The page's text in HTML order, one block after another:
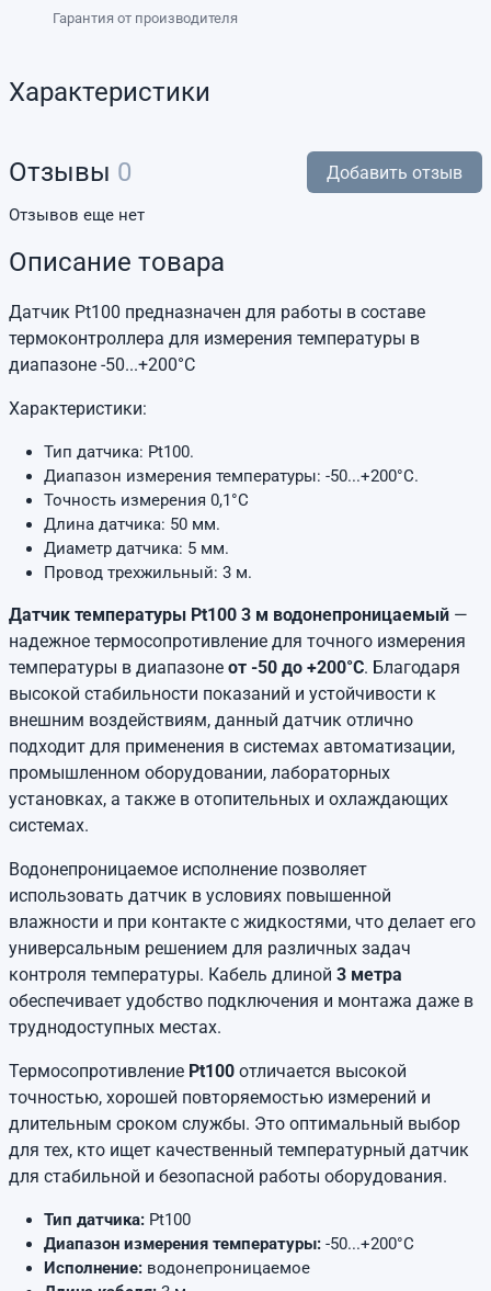
Гарантия от производителя
Характеристики
Отзывы 0 Добавить отзыв
Отзывов еще нет
Описание товара
Датчик Pt100 предназначен для работы в составе
термоконтроллера для измерения температуры в
диапазоне -50...+200°C
Характеристики:
Тип датчика: Pt100.
Диапазон измерения температуры: -50...+200°C.
Точность измерения 0,1°C
Длина датчика: 50 мм.
Диаметр датчика: 5 мм.
Провод трехжильный: 3 м.
Датчик температуры Pt100 3 м водонепроницаемый —
надежное термосопротивление для точного измерения
температуры в диапазоне от -50 до +200°C. Благодаря
высокой стабильности показаний и устойчивости к
внешним воздействиям, данный датчик отлично
подходит для применения в системах автоматизации,
промышленном оборудовании, лабораторных
установках, а также в отопительных и охлаждающих
системах.
Водонепроницаемое исполнение позволяет
использовать датчик в условиях повышенной
влажности и при контакте с жидкостями, что делает его
универсальным решением для различных задач
контроля температуры. Кабель длиной 3 метра
обеспечивает удобство подключения и монтажа даже в
труднодоступных местах.
Термосопротивление Pt100 отличается высокой
точностью, хорошей повторяемостью измерений и
длительным сроком службы. Это оптимальный выбор
для тех, кто ищет качественный температурный датчик
для стабильной и безопасной работы оборудования.
Тип датчика: Pt100
Диапазон измерения температуры: -50...+200°C
Исполнение: водонепроницаемое